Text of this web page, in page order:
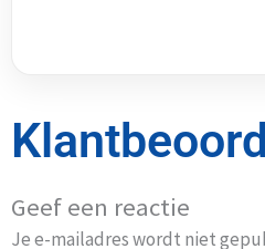
Geef een reactie
Je e-mailadres wordt niet